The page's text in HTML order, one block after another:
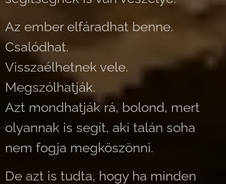
Az ember elfáradhat benne.
Csalódhat.
Visszaélhetnek vele.
Megszólhatják.
Azt mondhatják rá, bolond, mert
olyannak is segít, aki talán soha
nem fogja megköszönni.
De azt is tudta, hogy ha minden